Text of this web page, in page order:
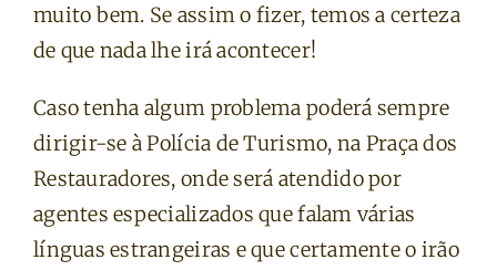
muito bem. Se assim o fizer, temos a certeza
de que nada lhe irá acontecer!
Caso tenha algum problema poderá sempre
dirigir-se à Polícia de Turismo, na Praça dos
Restauradores, onde será atendido por
agentes especializados que falam várias
línguas estrangeiras e que certamente o irão